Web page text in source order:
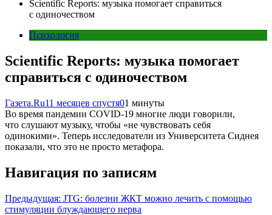
Scientific Reports: музыка помогает справиться
с одиночеством
Психология
Scientific Reports: музыка помогает
справиться с одиночеством
Газета.Ru11 месяцев спустя01 минуты
Во время пандемии COVID-19 многие люди говорили,
что слушают музыку, чтобы «не чувствовать себя
одинокими». Теперь исследователи из Университета Сиднея
показали, что это не просто метафора.
Навигация по записям
Предыдущая: JTG: болезни ЖКТ можно лечить с помощью
стимуляции блуждающего нерва